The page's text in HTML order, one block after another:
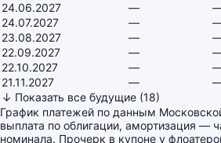
24.06.2027
—
24.07.2027
—
23.08.2027
—
22.09.2027
—
22.10.2027
—
21.11.2027
—
↓ Показать все будущие (18)
График платежей по данным
выплата по облигации, амортизация —
номинала. Прочерк в купоне у